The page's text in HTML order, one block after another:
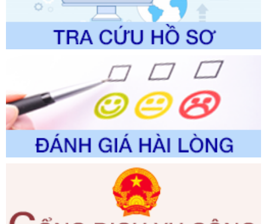
Số kí hiệu:2310/QĐ-UBND
Tên: Về việc công bố Danh mục thủ tục hành chính sửa
đổi, bổ sung và phê duyệt Quy trình nội bộ, quy trình điện tử
trong giải quyết thủtục hành chính lĩnh vực biến đổi khí hậu
thuộc phạm vi giải quyết của Sở Nông nghiệp và Môi
Ngày ban hành: 01/06/2026
Số kí hiệu:2300/QĐ-UBND
Tên: V/v công bố danh mục thủ tục hành chính được sửa
đổi, bổ sung và phê duyệt quy trình nội bộ, quy trình điện tử
giải quyết thủ tục hành chính trong lĩnh vực Luật sư thuộc
phạm vi chức năng quản lý của Sở Tư pháp
Ngày ban hành: 01/06/2026
351/2025/NĐ-CP
Tên: Nghị định số 351/2025/NĐ-CP của Chính phủ: Quy
định chuẩn nghèo đa chiều quốc gia giai đoạn 2026 - 2030
Ngày ban hành: 29/12/2026